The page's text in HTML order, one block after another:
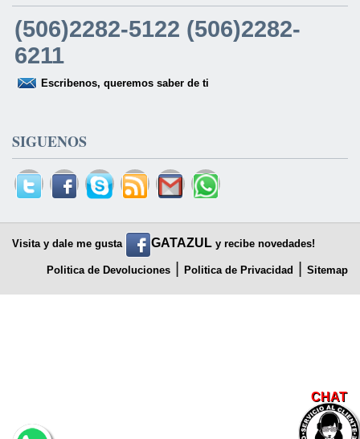
CHAT
(506)2282-5122 (506)2282-
6211
Escribenos, queremos saber de ti
SIGUENOS
Visita y dale me gusta GATAZUL y recibe novedades!
Politica de Devoluciones Politica de Privacidad Sitemap